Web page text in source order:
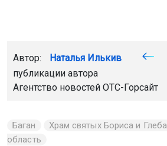
Автор: Наталья Илькив
публикации автора
Агентство новостей ОТС-Горсайт
Баган Храм святых Бориса и Глеба
область